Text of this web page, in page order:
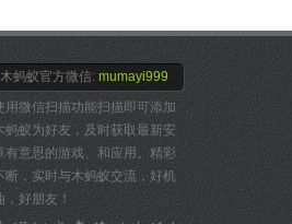
木蚂蚁官方微信: mumayi999
用微信扫描功能扫描即可添加
蚂蚁为好友，及时获取最新安
有意思的游戏、和应用。精彩
断，实时与木蚂蚁交流，好机
，好朋友！